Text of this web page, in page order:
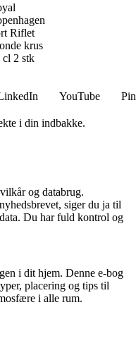
Riflet
krus
cl 2 stk
YouTube
i din indbakke.
og databrug.
siger du ja til
Du har fuld kontrol og
i dit hjem. Denne e-bog
placering og tips til
i alle rum.